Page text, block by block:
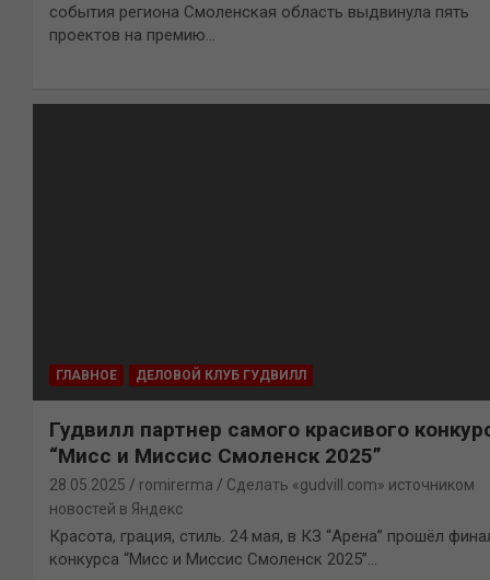
события региона Смоленская область выдвинула пять
проектов на премию…
ГЛАВНОЕ ДЕЛОВОЙ КЛУБ ГУДВИЛЛ
Гудвилл партнер самого красивого
“Мисс и Миссис Смоленск 2025”
28.05.2025 romirerma
Сделать «gudvill.com» источником
новостей в Яндекс
Красота, грация, стиль. 24 мая, в КЗ “Арена” прошёл
конкурса “Мисс и Миссис Смоленск 2025”…